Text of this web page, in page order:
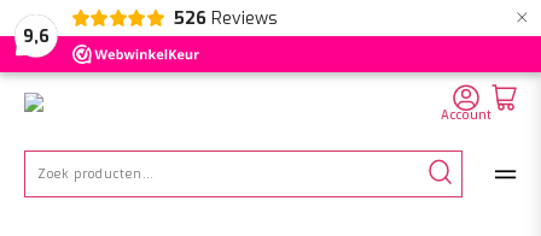
9,6
526 Reviews ×
NL EN DE
Zoeken
Account